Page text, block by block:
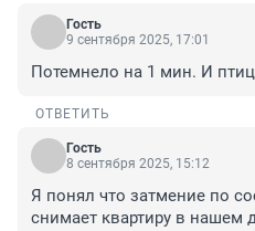
Гость
9 сентября 2025, 17:01
Потемнело на 1 мин. И
ОТВЕТИТЬ
Гость
8 сентября 2025, 15:12
Я понял что затмение по
снимает квартиру в нашем